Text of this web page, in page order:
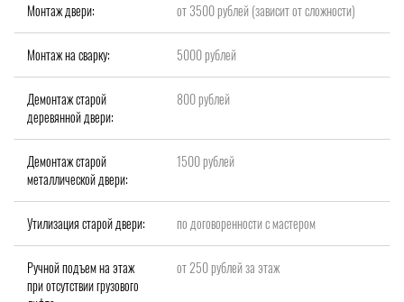
Монтаж двери: от 3500 рублей (зависит от сложности)
Монтаж на сварку: 5000 рублей
Демонтаж старой
деревянной двери:
800 рублей
Демонтаж старой
металлической двери:
1500 рублей
Утилизация старой двери: по договоренности с мастером
Ручной подъем на этаж
при отсутствии грузового
от 250 рублей за этаж